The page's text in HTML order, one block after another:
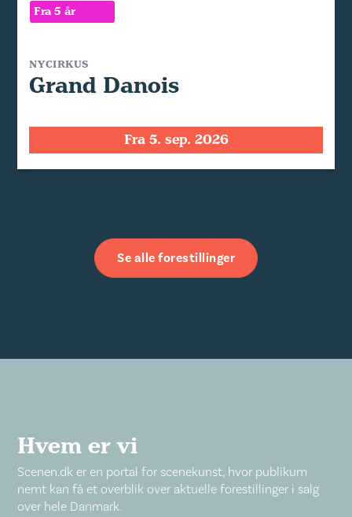
Fra 5 år
NYCIRKUS
Grand Danois
Fra 5. sep. 2026
Se alle forestillinger
Hvem er vi
Scenen.dk er en portal for scenekunst, hvor publikum
nemt kan få et overblik over aktuelle forestillinger i salg
over hele Danmark.